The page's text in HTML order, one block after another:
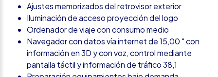
Ajustes memorizados del retrovisor exterior
Iluminación de acceso proyección del logo
Ordenador de viaje con consumo medio
Navegador con datos vía internet de 15,00 " con
información en 3D y con voz, control mediante
pantalla táctil y información de tráfico 38,1